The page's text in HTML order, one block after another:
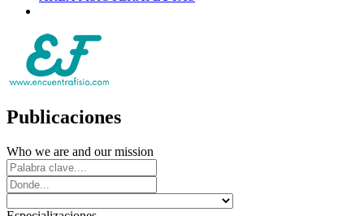
Publicaciones
Who we are and our mission